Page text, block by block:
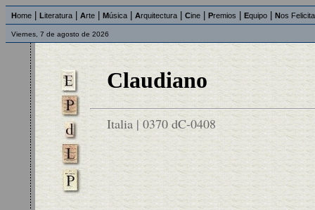
Home Literatura Arte Música Arquitectura Cine Premios Equipo Nos
Viernes, 7 de agosto de 2026
Claudiano
Italia | 0370 dC-0408